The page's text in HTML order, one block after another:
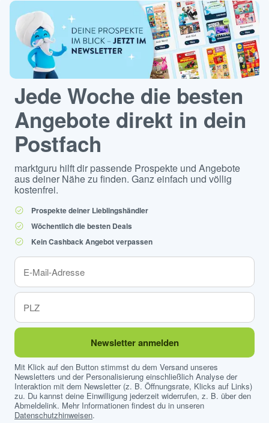
Jede Woche die besten
Angebote direkt in dein
Postfach
marktguru hilft dir passende Prospekte und Angebote
aus deiner Nähe zu finden. Ganz einfach und völlig
kostenfrei.
Prospekte deiner Lieblingshändler
Wöchentlich die besten Deals
Kein Cashback Angebot verpassen
Newsletter anmelden
Mit Klick auf den Button stimmst du dem Versand unseres
Newsletters und der Personalisierung einschließlich Analyse der
Interaktion mit dem Newsletter (z. B. Öffnungsrate, Klicks auf Links)
zu. Du kannst deine Einwilligung jederzeit widerrufen, z. B. über den
Abmeldelink. Mehr Informationen findest du in unseren
Datenschutzhinweisen.